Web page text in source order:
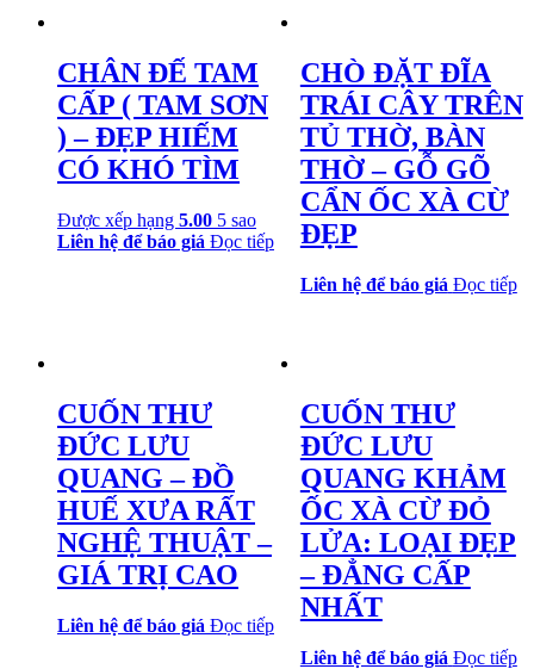
CHÂN ĐẾ TAM
CẤP ( TAM SƠN
) – ĐẸP HIẾM
CÓ KHÓ TÌM
Được xếp hạng 5.00 5 sao
Liên hệ để báo giá Đọc tiếp
CHÒ ĐẶT ĐĨA
TRÁI CÂY TRÊN
TỦ THỜ, BÀN
THỜ – GỖ GÕ
CẨN ỐC XÀ CỪ
ĐẸP
Liên hệ để báo giá Đọc tiếp
CUỐN THƯ
ĐỨC LƯU
QUANG – ĐỒ
HUẾ XƯA RẤT
NGHỆ THUẬT –
GIÁ TRỊ CAO
Liên hệ để báo giá Đọc tiếp
CUỐN THƯ
ĐỨC LƯU
QUANG KHẢM
ỐC XÀ CỪ ĐỎ
LỬA: LOẠI ĐẸP
– ĐẲNG CẤP
NHẤT
Liên hệ để báo giá Đọc tiếp